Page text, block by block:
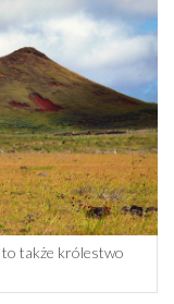
to także królestwo